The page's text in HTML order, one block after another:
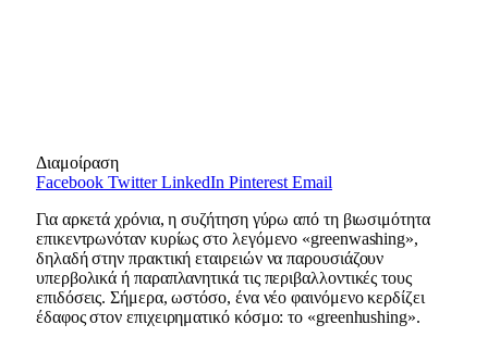
Διαμοίραση
Facebook Twitter LinkedIn Pinterest Email
Για αρκετά χρόνια, η συζήτηση γύρω από τη βιωσιμότητα
επικεντρωνόταν κυρίως στο λεγόμενο «greenwashing»,
δηλαδή στην πρακτική εταιρειών να παρουσιάζουν
υπερβολικά ή παραπλανητικά τις περιβαλλοντικές τους
επιδόσεις. Σήμερα, ωστόσο, ένα νέο φαινόμενο κερδίζει
έδαφος στον επιχειρηματικό κόσμο: το «greenhushing».